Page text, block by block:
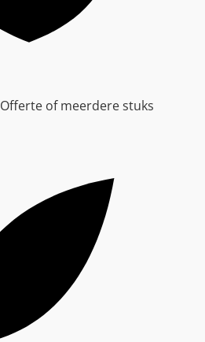
Offerte of meerdere stuks